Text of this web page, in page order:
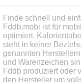
Finde schnell und
Fddb.mobi ist für
optimiert.
steht in keiner
genannten
und Warenzeichen
Fddb produziert oder
den Hersteller um